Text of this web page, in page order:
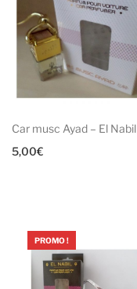
Car musc Ayad – El Nabil
5,00€
PROMO !